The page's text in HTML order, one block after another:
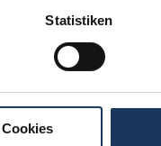
Statistiken
Option auf
Fort- und
inPfinztal-Berghausen